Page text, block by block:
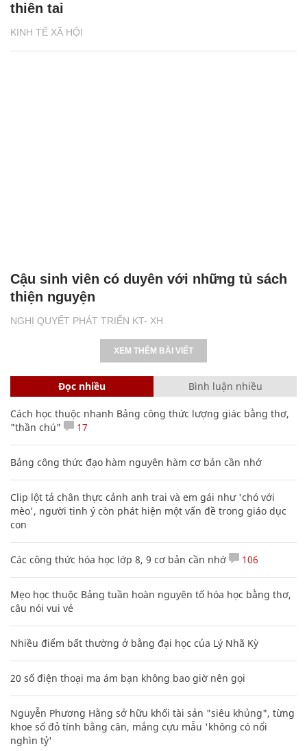
KINH TẾ XÃ HỘI
thiên tai
NGHỊ QUYẾT PHÁT TRIỂN KT- XH
Cậu sinh viên có duyên với những tủ sách
thiện nguyện
XEM THÊM BÀI VIẾT
Đọc nhiều Bình luận nhiều
Cách học thuộc nhanh Bảng công thức lượng giác bằng thơ,
"thần chú"
17
Bảng công thức đạo hàm nguyên hàm cơ bản cần nhớ
Clip lột tả chân thực cảnh anh trai và em gái như 'chó với
mèo', người tinh ý còn phát hiện một vấn đề trong giáo dục
con
Các công thức hóa học lớp 8, 9 cơ bản cần nhớ 106
Mẹo học thuộc Bảng tuần hoàn nguyên tố hóa học bằng thơ,
câu nói vui vẻ
Nhiều điểm bất thường ở bằng đại học của Lý Nhã Kỳ
20 số điện thoại ma ám bạn không bao giờ nên gọi
Nguyễn Phương Hằng sở hữu khối tài sản "siêu khủng", từng
khoe sổ đỏ tính bằng cân, mắng cựu mẫu 'không có nổi
nghìn tỷ'